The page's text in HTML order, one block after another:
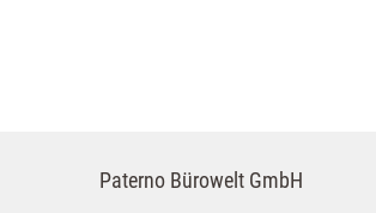
Paterno Bürowelt GmbH